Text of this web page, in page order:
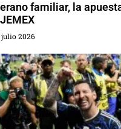
familiar, la
julio 2026